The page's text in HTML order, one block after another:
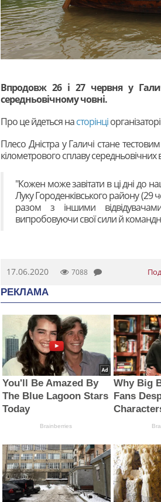
Впродовж 26 і 27 червня у
середньовічному човні.
Про це йдеться насторінці
Плесо Дністра у Галичі стане
кілометрового сплаву середньовічних
"Кожен може завітати в ці дні до
Луку Городенківського району (29
разом з іншими
випробовуючи свої сили й
17.06.2020 7088
РЕКЛАМА
You'll Be Amazed By
The Blue Lagoon Stars
Today
Brainberries
Why Big
Fans